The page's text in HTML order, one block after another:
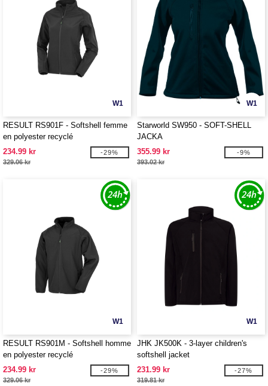
W1
RESULT RS901F - Softshell femme
en polyester recyclé
234.99 kr
329.06 kr
-29%
W1
Starworld SW950 - SOFT-SHELL
JACKA
355.99 kr
393.02 kr
-9%
W1
RESULT RS901M - Softshell homme
en polyester recyclé
234.99 kr
329.06 kr
-29%
W1
JHK JK500K - 3-layer children's
softshell jacket
231.99 kr
319.81 kr
-27%